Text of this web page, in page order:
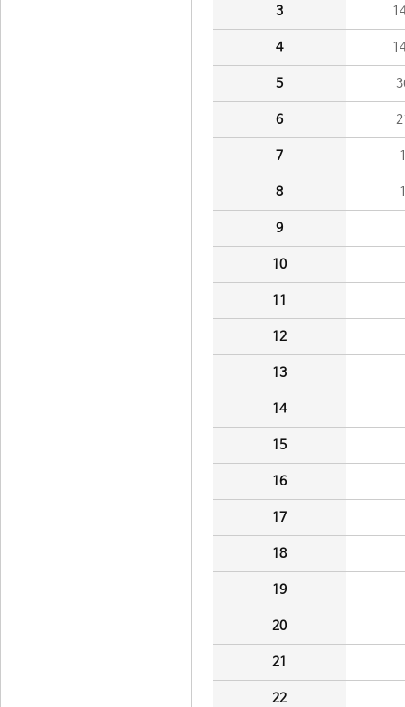
3
4
5
6
7
8
9
10
11
12
13
14
15
16
17
18
19
20
21
22